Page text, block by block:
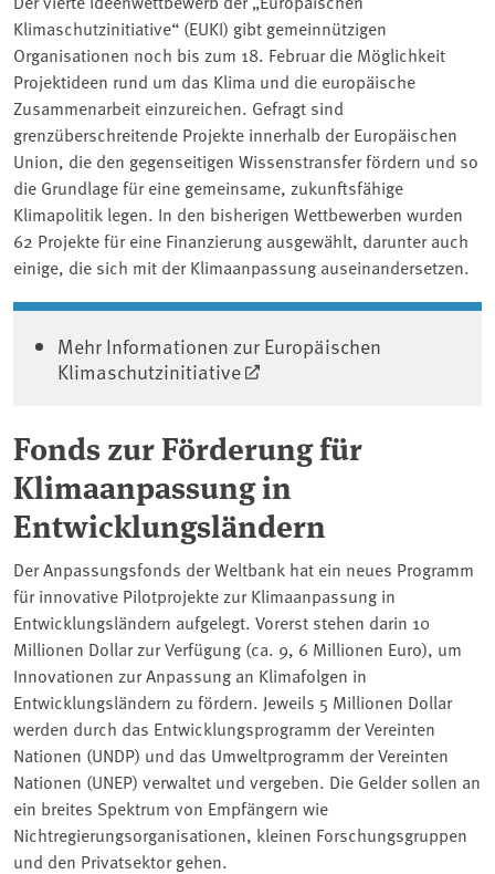
Klimaschutzinitiative“ (EUKI) gibt gemeinnützigen
Organisationen noch bis zum 18. Februar die Möglichkeit
Projektideen rund um das Klima und die europäische
Zusammenarbeit einzureichen. Gefragt sind
grenzüberschreitende Projekte innerhalb der Europäischen
Union, die den gegenseitigen Wissenstransfer fördern und so
die Grundlage für eine gemeinsame, zukunftsfähige
Klimapolitik legen. In den bisherigen Wettbewerben wurden
62 Projekte für eine Finanzierung ausgewählt, darunter auch
einige, die sich mit der Klimaanpassung auseinandersetzen.
Mehr Informationen zur Europäischen
Klimaschutzinitiative
Fonds zur Förderung für
Klimaanpassung in
Entwicklungsländern
Der Anpassungsfonds der Weltbank hat ein neues Programm
für innovative Pilotprojekte zur Klimaanpassung in
Entwicklungsländern aufgelegt. Vorerst stehen darin 10
Millionen Dollar zur Verfügung (ca. 9, 6 Millionen Euro), um
Innovationen zur Anpassung an Klimafolgen in
Entwicklungsländern zu fördern. Jeweils 5 Millionen Dollar
werden durch das Entwicklungsprogramm der Vereinten
Nationen (UNDP) und das Umweltprogramm der Vereinten
Nationen (UNEP) verwaltet und vergeben. Die Gelder sollen an
ein breites Spektrum von Empfängern wie
Nichtregierungsorganisationen, kleinen Forschungsgruppen
und den Privatsektor gehen.